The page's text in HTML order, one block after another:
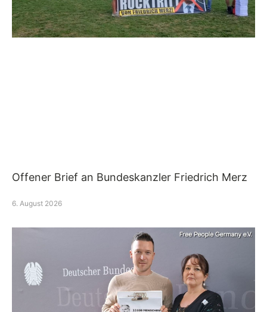
Offener Brief an Bundeskanzler Friedrich Merz
6. August 2026